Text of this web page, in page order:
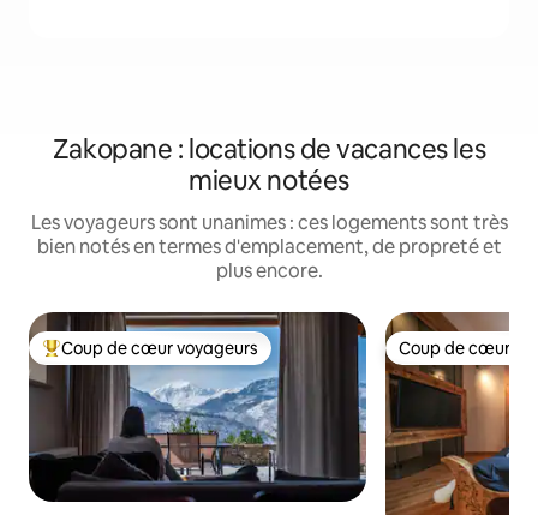
Zakopane : locations de vacances les
mieux notées
Les voyageurs sont unanimes : ces logements sont très
bien notés en termes d'emplacement, de propreté et
plus encore.
Coups de cœur voyageurs les plus appréciés
Coup de cœur voyageurs Coup de cœur
Coup de cœur